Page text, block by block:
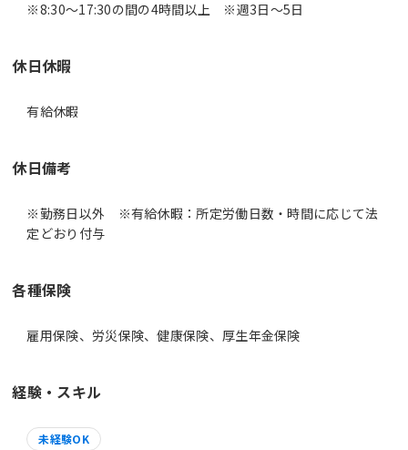
休日休暇
有給休暇
休日備考
※勤務日以外 ※有給休暇：所定労働日数・時間に応じて法
定どおり付与
各種保険
雇用保険、労災保険、健康保険、厚生年金保険
経験・スキル
未経験OK